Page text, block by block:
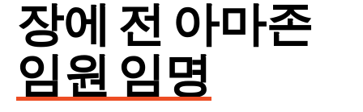
장에 전 아마존
임원 임명